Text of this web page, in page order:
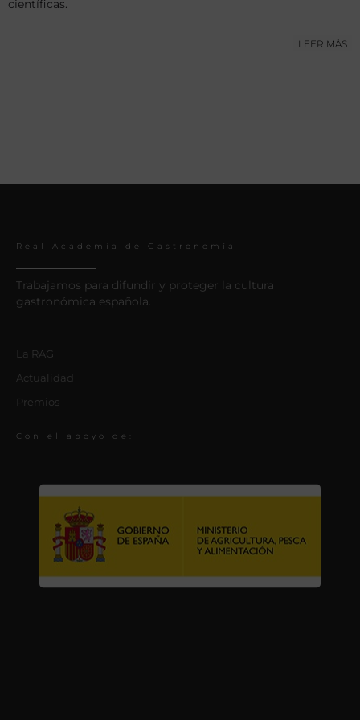
científicas.
LEER MÁS
Real Academia de Gastronomía
Trabajamos para difundir y proteger la cultura
gastronómica española.
La RAG
Actualidad
Premios
Con el apoyo de: